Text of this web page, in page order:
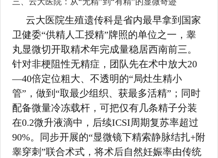
云大医院生殖遗传科是省内最早拿到国家
卫健委“供精人工授精”牌照的单位之一，睾
丸显微切开取精术年完成量稳居西南前三。
针对非梗阻性无精症，团队先在术中放大20
—40倍定位粗大、不透明的“局灶生精小
管”，做到“取最少组织、获最多活精”；同时
配备微量冷冻载杆，可把仅有几条精子分装
在0.2微升液滴中，后续ICSI周期复苏率超过
90%。同步开展的“显微镜下精索静脉结扎+附
睾穿刺”联合术式，将术后自然妊娠率由传统